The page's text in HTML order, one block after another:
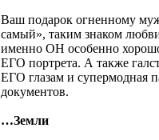
Ваш подарок огненному
самый», таким знаком
именно ОН особенно
ЕГО портрета. А также
ЕГО глазам и супермодная
документов.
…Земли